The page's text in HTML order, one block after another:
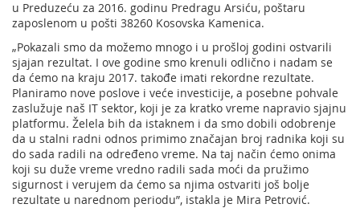
u Preduzeću za 2016. godinu Predragu Arsiću, poštaru
zaposlenom u pošti 38260 Kosovska Kamenica.
„Pokazali smo da možemo mnogo i u prošloj godini ostvarili
sjajan rezultat. I ove godine smo krenuli odlično i nadam se
da ćemo na kraju 2017. takođe imati rekordne rezultate.
Planiramo nove poslove i veće investicije, a posebne pohvale
zaslužuje naš IT sektor, koji je za kratko vreme napravio sjajnu
platformu. Želela bih da istaknem i da smo dobili odobrenje
da u stalni radni odnos primimo značajan broj radnika koji su
do sada radili na određeno vreme. Na taj način ćemo onima
koji su duže vreme vredno radili sada moći da pružimo
sigurnost i verujem da ćemo sa njima ostvariti još bolje
rezultate u narednom periodu”, istakla je Mira Petrović.